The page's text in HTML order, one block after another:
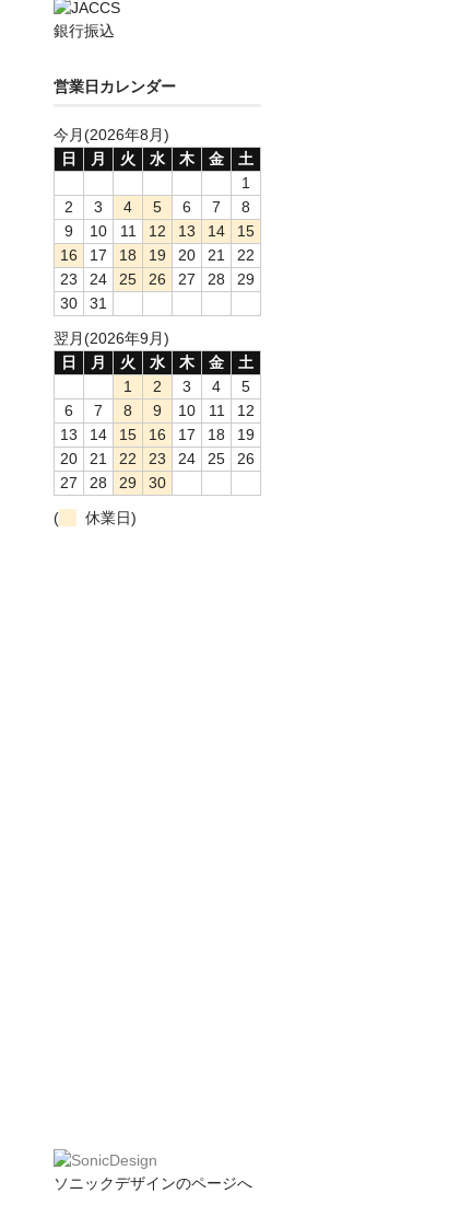
銀行振込
営業日カレンダー
今月(2026年8月)
日
月 火 水 木 金
土
1
2
3 4 5 6 7
8
9
10 11 12 13 14
15
16
17 18 19 20 21
22
23
24 25 26 27 28
29
30
31
翌月(2026年9月)
日
月 火 水 木 金
土
1
2 3 4
5
6
7 8 9 10 11
12
13
14 15 16 17 18
19
20
21 22 23 24 25
26
27
28 29
30
(
休業日)
ソニックデザインのページへ